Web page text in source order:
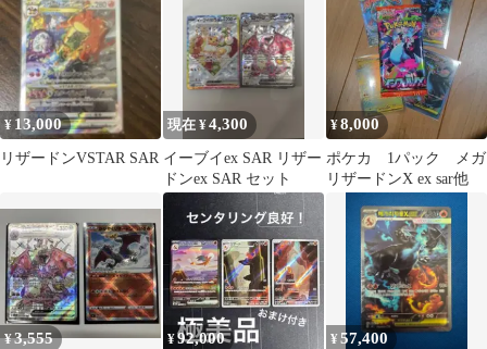
¥ 13,000
リザードンVSTAR SAR
現在 ¥4,300
イーブイex SAR リザー
ドンex SAR セット
¥8,000
ポケカ 1パック メガ
リザードンX ex sar他
¥3,555 ¥92,000 ¥57,400